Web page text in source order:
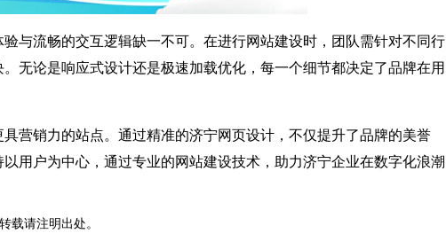
与流畅的交互逻辑缺一不可。在进行网站建设时，团队需针对不同行
无论是响应式设计还是极速加载优化，每一个细节都决定了品牌在用
营销力的站点。通过精准的济宁网页设计，不仅提升了品牌的美誉
用户为中心，通过专业的网站建设技术，助力济宁企业在数字化浪潮
转载请注明出处。